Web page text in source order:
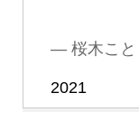
— 桜木こと
2021